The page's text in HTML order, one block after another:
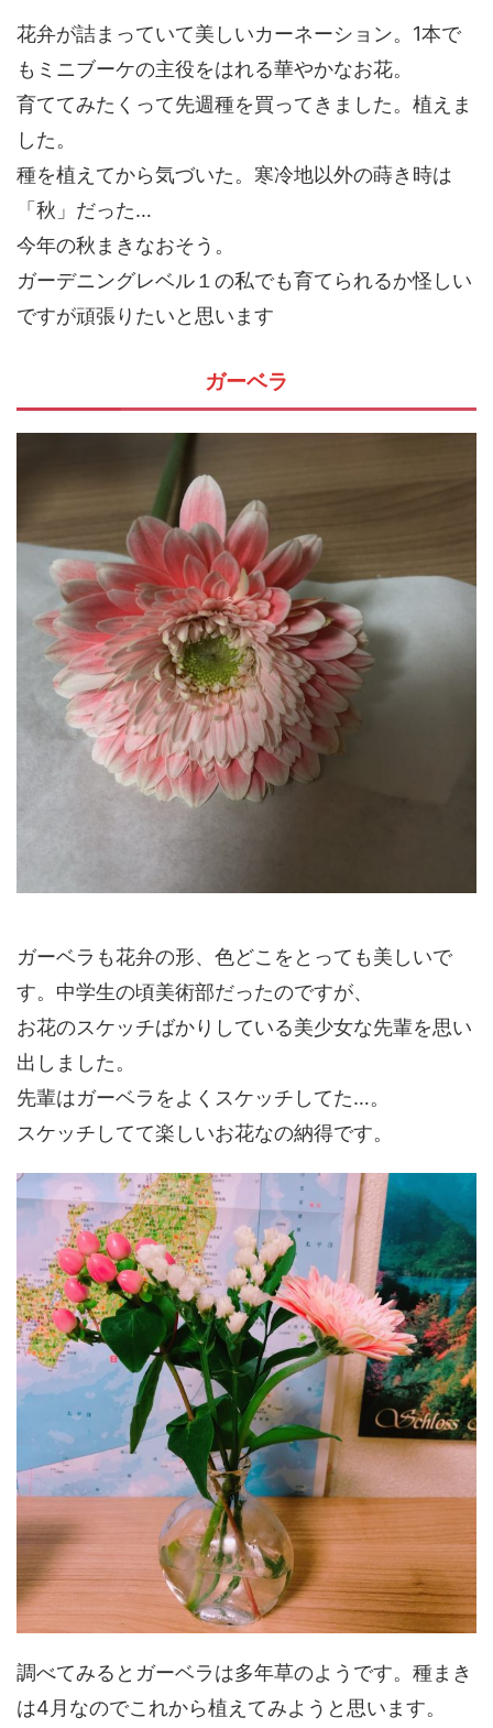
花弁が詰まっていて美しいカーネーション。1本で
もミニブーケの主役をはれる華やかなお花。
育ててみたくって先週種を買ってきました。植えま
した。
種を植えてから気づいた。寒冷地以外の蒔き時は
「秋」だった…
今年の秋まきなおそう。
ガーデニングレベル１の私でも育てられるか怪しい
ですが頑張りたいと思います
ガーベラ
ガーベラも花弁の形、色どこをとっても美しいで
す。中学生の頃美術部だったのですが、
お花のスケッチばかりしている美少女な先輩を思い
出しました。
先輩はガーベラをよくスケッチしてた…。
スケッチしてて楽しいお花なの納得です。
調べてみるとガーベラは多年草のようです。種まき
は4月なのでこれから植えてみようと思います。